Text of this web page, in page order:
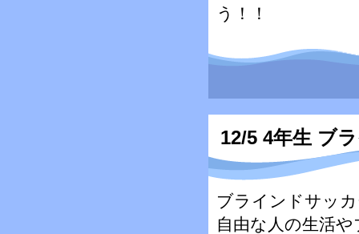
う！！
12/5 4年生 ブ
ブラインドサッ
自由な人の生活